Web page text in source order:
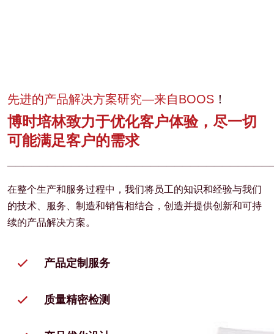
先进的产品解决方案研究—来自BOOS ！
博时培林致力于优化客户体验，尽一切
可能满足客户的需求
在整个生产和服务过程中，我们将员工的知识和经验与我们
的技术、服务、制造和销售相结合，创造并提供创新和可持
续的产品解决方案。
产品定制服务
质量精密检测